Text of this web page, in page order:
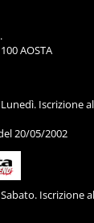
AOSTA
Iscrizione
20/05/2002
Iscrizione